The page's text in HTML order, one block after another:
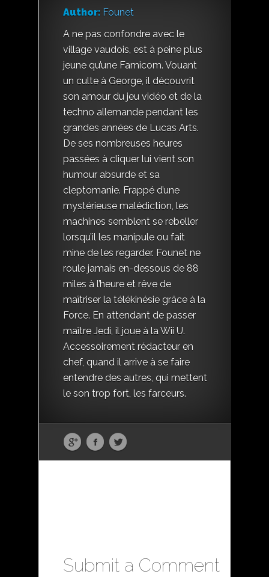
Author: Founet
A ne pas confondre avec le
village vaudois, est à peine plus
jeune qu’une Famicom. Vouant
un culte à George, il découvrit
son amour du jeu vidéo et de la
techno allemande pendant les
grandes années de Lucas Arts.
De ses nombreuses heures
passées à cliquer lui vient son
humour absurde et sa
cleptomanie. Frappé d’une
mystérieuse malédiction, les
machines semblent se rebeller
lorsqu’il les manipule ou fait
mine de les regarder. Founet ne
roule jamais en-dessous de 88
miles à l’heure et rêve de
maîtriser la télékinésie grâce à la
Force. En attendant de passer
maître Jedi, il joue à la Wii U.
Accessoirement rédacteur en
chef, quand il arrive à se faire
entendre des autres, qui mettent
le son trop fort, les farceurs.
Submit a Comment